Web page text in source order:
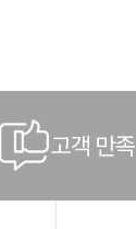
고객 만족